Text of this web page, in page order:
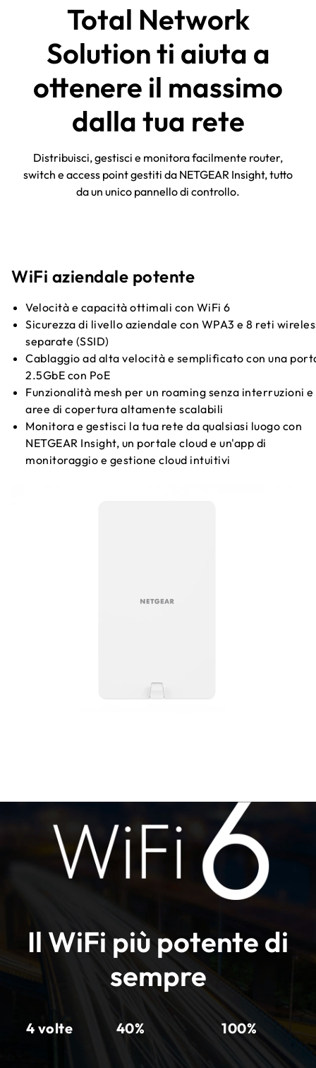
Total Network
Solution ti aiuta a
ottenere il massimo
dalla tua rete
Distribuisci, gestisci e monitora facilmente router,
switch e access point gestiti da NETGEAR Insight, tutto
da un unico pannello di controllo.
WiFi aziendale potente
Velocità e capacità ottimali con WiFi 6
Sicurezza di livello aziendale con WPA3 e 8 reti
separate (SSID)
Cablaggio ad alta velocità e semplificato con una
2.5GbE con PoE
Funzionalità mesh per un roaming senza interruzioni e
aree di copertura altamente scalabili
Monitora e gestisci la tua rete da qualsiasi luogo con
NETGEAR Insight, un portale cloud e un'app di
monitoraggio e gestione cloud intuitivi
Il WiFi più potente di
sempre
4 volte 40% 100%